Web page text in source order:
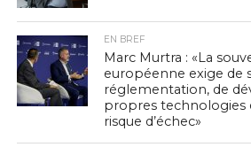
EN BREF
Marc Murtra : «La
européenne exige de
réglementation, de
propres technologies
risque d’échec»